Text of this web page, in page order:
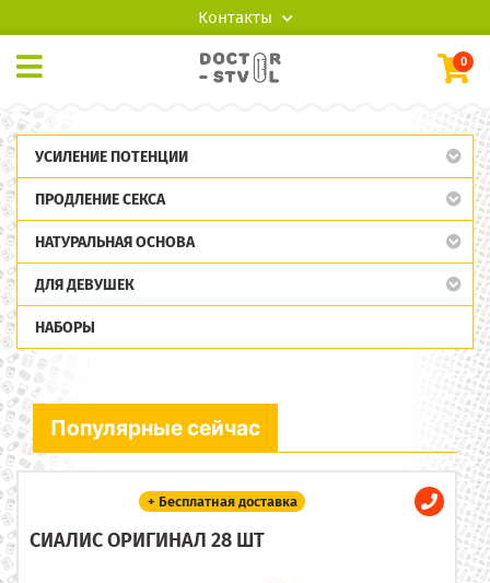
Контакты
0
УСИЛЕНИЕ ПОТЕНЦИИ
ПРОДЛЕНИЕ СЕКСА
НАТУРАЛЬНАЯ ОСНОВА
ДЛЯ ДЕВУШЕК
НАБОРЫ
Популярные сейчас
+ Бесплатная доставка
СИАЛИС ОРИГИНАЛ 28 ШТ